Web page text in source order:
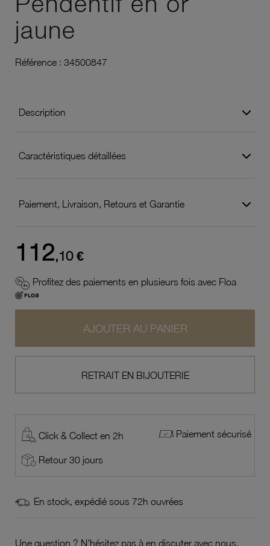
jaune
Référence : 34500847
Description
Caractéristiques détaillées
Paiement, Livraison, Retours et Garantie
112,10 €
Profitez des paiements en plusieurs fois avec Floa
AJOUTER AU PANIER
RETRAIT EN BIJOUTERIE
Click & Collect en 2h Paiement sécurisé
Retour 30 jours
En stock, expédié sous 72h ouvrées
Une question ? N'hésitez pas à en discuter avec nous.